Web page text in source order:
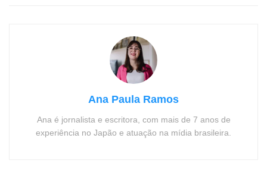
Ana Paula Ramos
Ana é jornalista e escritora, com mais de 7 anos de
experiência no Japão e atuação na mídia brasileira.